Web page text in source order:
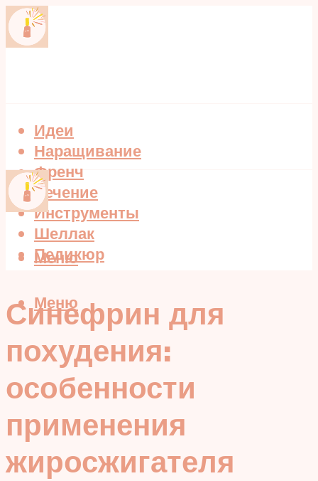
Идеи
Наращивание
Френч
Лечение
Инструменты
Шеллак
Педикюр
Меню
Меню
Синефрин для
похудения:
особенности
применения
жиросжигателя